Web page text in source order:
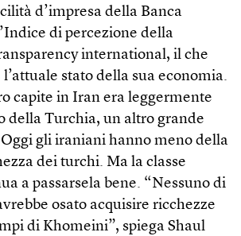
d’impresa della Banca
di percezione della
international, il che
stato della sua economia.
capite in Iran era leggermente
della Turchia, un altro grande
gli iraniani hanno meno della
dei turchi. Ma la classe
a passarsela bene. “Nessuno di
osato acquisire ricchezze
di Khomeini”, spiega Shaul